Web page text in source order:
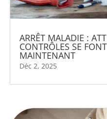
ARRÊT MALADIE :
CONTRÔLES SE
MAINTENANT
Déc 2, 2025